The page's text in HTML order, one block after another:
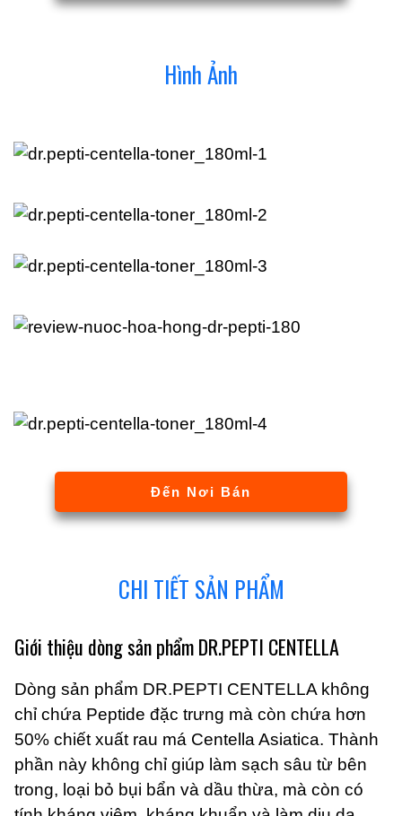
Hình Ảnh
Đến Nơi Bán
CHI TIẾT SẢN PHẨM
Giới thiệu dòng sản phẩm DR.PEPTI CENTELLA
Dòng sản phẩm DR.PEPTI CENTELLA không
chỉ chứa Peptide đặc trưng mà còn chứa hơn
50% chiết xuất rau má Centella Asiatica. Thành
phần này không chỉ giúp làm sạch sâu từ bên
trong, loại bỏ bụi bẩn và dầu thừa, mà còn có